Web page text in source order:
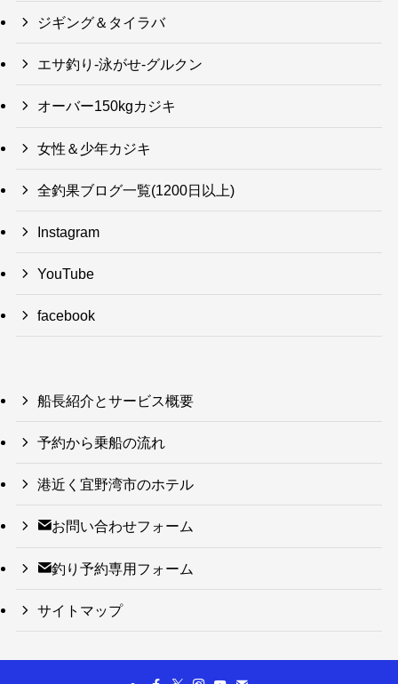
ジギング＆タイラバ
エサ釣り-泳がせ-グルクン
オーバー150kgカジキ
女性＆少年カジキ
全釣果ブログ一覧(1200日以上)
Instagram
YouTube
facebook
船長紹介とサービス概要
予約から乗船の流れ
港近く宜野湾市のホテル
お問い合わせフォーム
釣り予約専用フォーム
サイトマップ